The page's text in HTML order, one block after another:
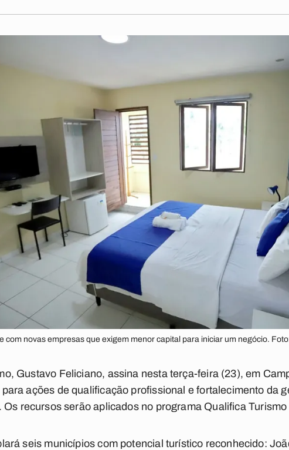
com novas empresas que exigem menor capital para iniciar um negócio.
Gustavo Feliciano, assina nesta terça-feira (23), em
ações de qualificação profissional e fortalecimento da
Os recursos serão aplicados no programa Qualifica
seis municípios com potencial turístico reconhecido: